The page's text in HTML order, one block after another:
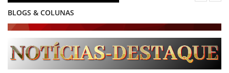
PODCAST - PONTO DE VISTA
BRASIL DE FATO - ÚLTIMAS NOTÍCIAS
NOTÍCIAS DESTAQUE DO DIA